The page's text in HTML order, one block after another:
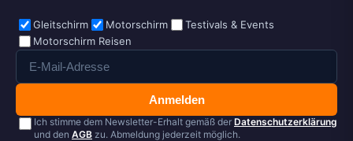
Gleitschirm Motorschirm
Testivals & Events
Motorschirm Reisen
Anmelden
Ich stimme dem Newsletter-Erhalt gemäß der Datenschutzerklärung
und den AGB zu. Abmeldung jederzeit möglich.